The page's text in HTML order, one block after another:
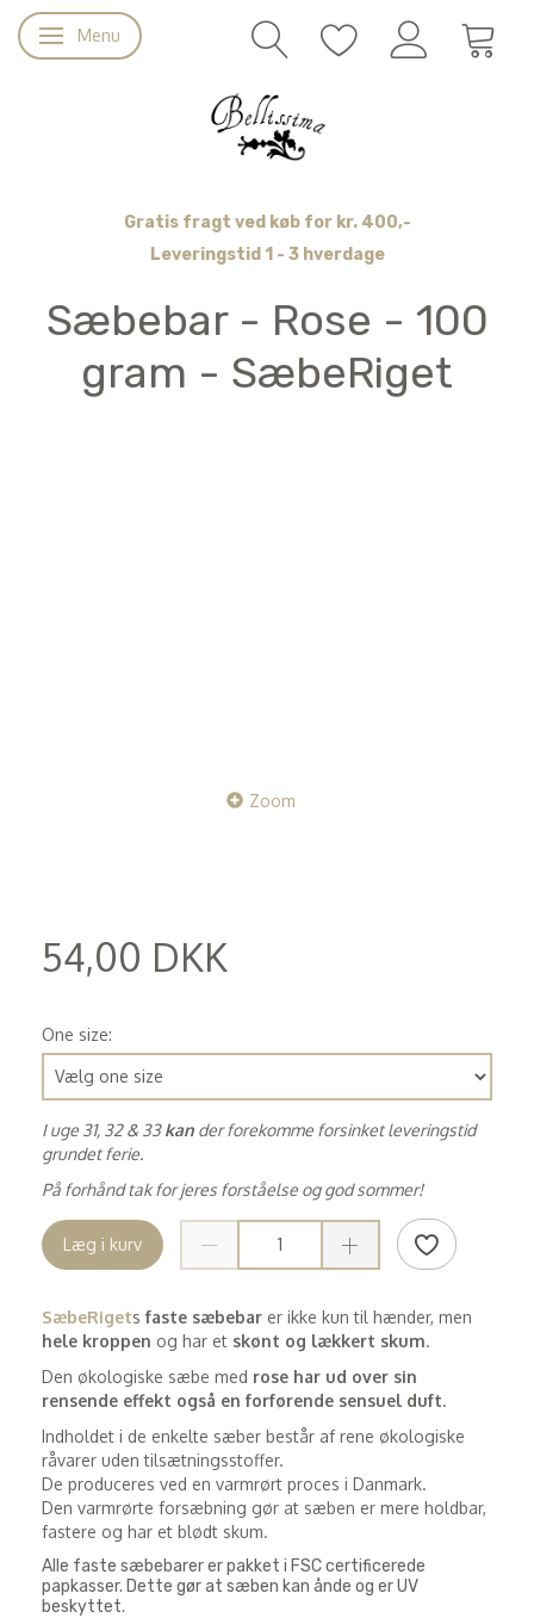
Skifte navigation
Menu
Gratis fragt ved køb for kr. 400,-
Leveringstid 1 - 3 hverdage
Sæbebar - Rose - 100
gram - SæbeRiget
Zoom
54,00 DKK
One size:
I uge 31, 32 & 33kan der forekomme forsinket leveringstid
grundet ferie.
På forhånd tak for jeres forståelse og god sommer!
Læg i kurv
SæbeRigets faste sæbebar er ikke kun til hænder, men
hele kroppen og har et skønt og lækkert skum.
Den økologiske sæbe med rose har ud over sin
rensende effekt også en forførende sensuel duft.
Indholdet i de enkelte sæber består af rene økologiske
råvarer uden tilsætningsstoffer.
De produceres ved en varmrørt proces i Danmark.
Den varmrørte forsæbning gør at sæben er mere holdbar,
fastere og har et blødt skum.
Alle faste sæbebarer er pakket i FSC certificerede
papkasser. Dette gør at sæben kan ånde og er UV
beskyttet.